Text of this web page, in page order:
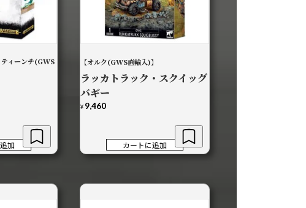
ティーンチ(GWS
加
【オルク(GWS直輸入)】
ラッカトラック・スクイッグ
バギー
¥ 9,460
カートに追加